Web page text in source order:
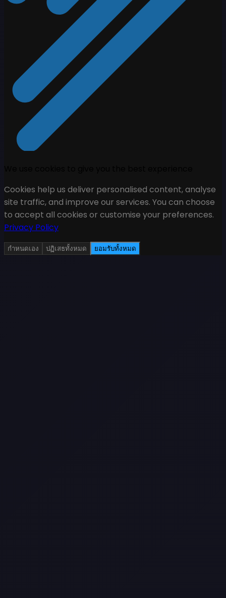
Cookies help us deliver personalised content, analyse
site traffic, and improve our services. You can choose
to accept all cookies or customise your preferences.
Privacy Policy
กำหนดเอง ปฏิเสธทั้งหมด ยอมรับทั้งหมด